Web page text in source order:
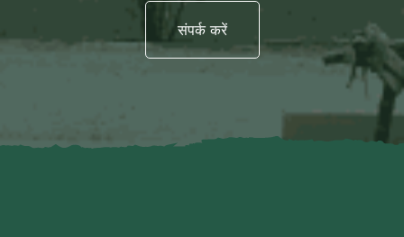
संपर्क करें